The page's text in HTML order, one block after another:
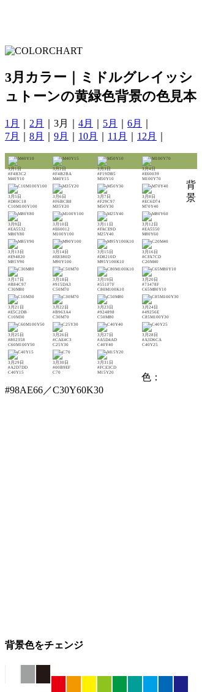
3月カラー｜ミドルグレイッシ
ュトーンの黄緑色背景の色見本
1月 2月 ｜3月｜ 4月 5月 6月
7月
8月 9月 10月 11月 12月
3月1日
#F4B3C2
M40Y10
3月2日
#F4B2BA
M40Y15
3月3日
#F19DB5
M50Y10
3月4日
#E60039
M100Y70
3月5日
#D80C18
C10M100Y100
3月6日
#F6BCB8
M35Y20
3月7日
#F29C97
M50Y30
3月8日
#EC6D74
M70Y40
3月9日
#EA5532
M80Y80
3月10日
#E60012
M100Y100
3月11日
#FACE9D
M25Y40
3月12日
#EA5550
M80Y60
3月13日
#E94820
M85Y90
3月14日
#E8380D
M90Y100
3月15日
#D8210D
M95Y100K10
3月16日
#CFA7CD
C20M40
3月17日
#B84C97
C30M80
3月18日
#915DA3
C50M70
3月19日
#551F7F
C80M100K10
3月20日
#73478F
C65M80Y10
3月21日
#E5C2DB
C10M30
3月22日
#B963A4
C30M70
3月23日
#924898
C50M80
3月24日
#49256E
C85M100Y30
3月25日
#802358
C60M100Y50
3月26日
#CAE4C3
C25Y30
3月27日
#A5D4AD
C40Y40
3月28日
#A3D6CA
C40Y25
3月29日
#A2D7DD
C40Y15
3月30日
#00B9EF
C70
3月31日
#FCE3CD
M15Y20
背
景
色：
#98AE66／C30Y60K30
背景色をチェンジ